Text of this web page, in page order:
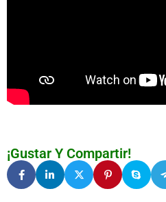
¡Gustar Y Compartir!